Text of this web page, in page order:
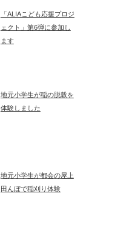
「ALIAこども応援プロジ
ェクト」第6弾に参加し
ます
地元小学生が稲の脱穀を
体験しました
地元小学生が都会の屋上
田んぼで稲刈り体験